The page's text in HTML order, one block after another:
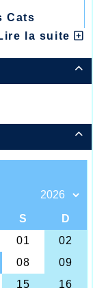
Cats
/
la suite


les
fois de
à Lille qui
engagées
Oularé,
sur le 50m
en 6.75
réalisé le
devait
lancer de
et